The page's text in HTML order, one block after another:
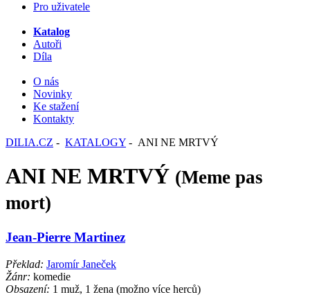
Pro uživatele
Katalog
Autoři
Díla
O nás
Novinky
Ke stažení
Kontakty
DILIA.CZ - KATALOGY - ANI NE MRTVÝ
ANI NE MRTVÝ (Meme pas
mort)
Jean-Pierre Martinez
Překlad: Jaromír Janeček
Žánr: komedie
Obsazení: 1 muž, 1 žena (možno více herců)